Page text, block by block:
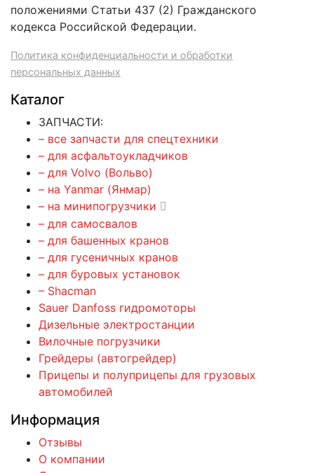
положениями Статьи 437 (2) Гражданского
кодекса Российской Федерации.
Политика конфиденциальности и обработки
персональных данных
Каталог
ЗАПЧАСТИ:
– все запчасти для спецтехники
– для асфальтоукладчиков
– для Volvo (Вольво)
– на Yanmar (Янмар)
– на минипогрузчики
– для самосвалов
– для башенных кранов
– для гусеничных кранов
– для буровых установок
– Shacman
Sauer Danfoss гидромоторы
Дизельные электростанции
Вилочные погрузчики
Грейдеры (автогрейдер)
Прицепы и полуприцепы для грузовых
автомобилей
Информация
Отзывы
О компании